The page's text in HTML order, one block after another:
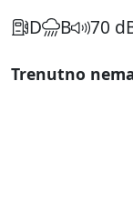
D B 70
Trenutno